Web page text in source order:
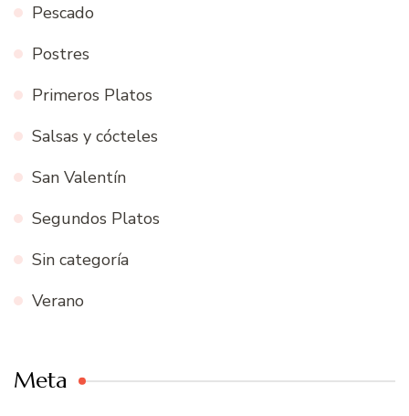
Pescado
Postres
Primeros Platos
Salsas y cócteles
San Valentín
Segundos Platos
Sin categoría
Verano
Meta